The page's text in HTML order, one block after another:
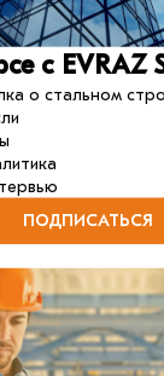
стали: зимний
остаётся низким.
спрос может
с EVRAZ
о стальном
ПОДПИСАТЬСЯ